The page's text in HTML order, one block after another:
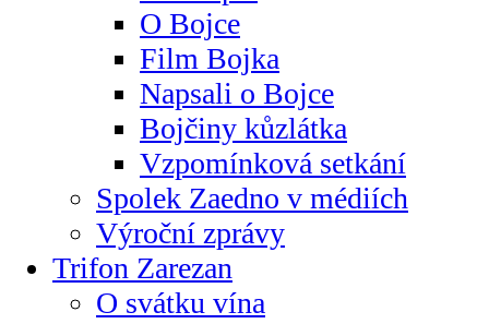
O Bojce
Film Bojka
Napsali o Bojce
Bojčiny kůzlátka
Vzpomínková setkání
Spolek Zaedno v médiích
Výroční zprávy
Trifon Zarezan
O svátku vína